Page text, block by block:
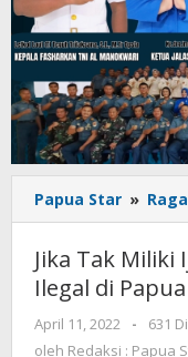
Papua Star »
Jika Tak Miliki
Ilegal di
April 11, 2022
oleh
Redaksi
-
631
oleh Redaksi : Papua